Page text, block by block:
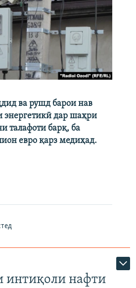
ва рушд барои нав
энергетикӣ дар шаҳри
талафоти барқ, ба
евро қарз медиҳад.
интиқоли нафти